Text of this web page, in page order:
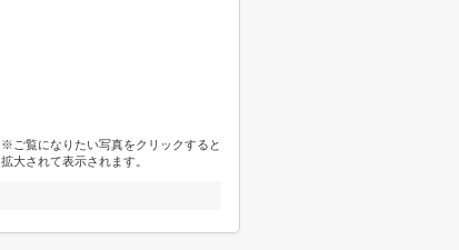
※ご覧になりたい写真をクリックすると
拡大されて表示されます。